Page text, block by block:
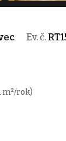
Ev. č.
m²/rok)